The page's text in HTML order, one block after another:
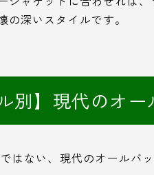
の深いスタイルです。
別】現代のオ
はない、現代のオールバ